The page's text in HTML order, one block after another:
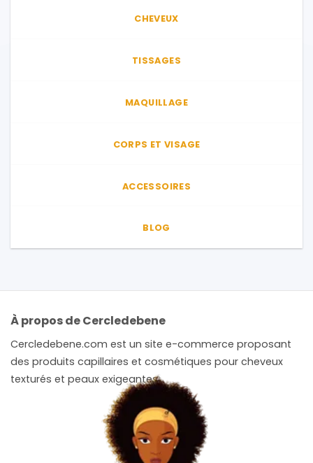
CHEVEUX
TISSAGES
MAQUILLAGE
CORPS ET VISAGE
ACCESSOIRES
BLOG
À propos de Cercledebene
Cercledebene.com est un site e-commerce proposant
des produits capillaires et cosmétiques pour cheveux
texturés et peaux exigeantes.